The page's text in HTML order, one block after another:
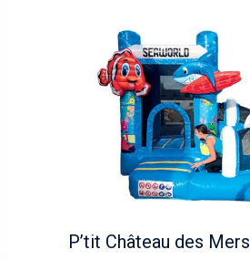
P’tit Château des Mers